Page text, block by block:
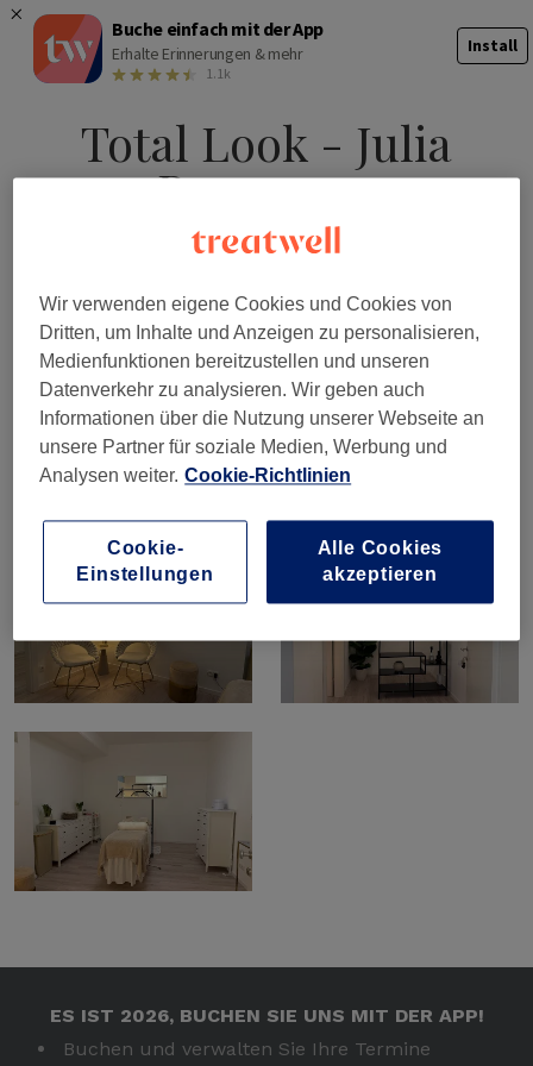
Buche einfach mit der App
Erhalte Erinnerungen & mehr
1.1k
Install
Total Look - Julia
Ramsauer
Jetzt buchen
Salonübersicht
Preisliste
Unser Team
Bewertungen
▾ Services
Galerie
ES IST 2026, BUCHEN SIE UNS MIT DER APP!
Buchen und verwalten Sie Ihre Termine
Wir verwenden eigene Cookies und Cookies von
Dritten, um Inhalte und Anzeigen zu personalisieren,
Medienfunktionen bereitzustellen und unseren
Datenverkehr zu analysieren. Wir geben auch
Informationen über die Nutzung unserer Webseite an
unsere Partner für soziale Medien, Werbung und
Analysen weiter. Cookie-Richtlinien
Cookie-
Einstellungen
Alle Cookies
akzeptieren